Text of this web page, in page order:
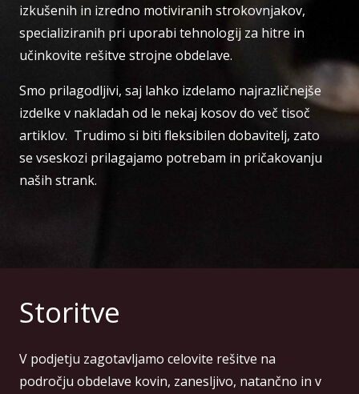
izkušenih in izredno motiviranih strokovnjakov,
specializiranih pri uporabi tehnologij za hitre in
učinkovite rešitve strojne obdelave.
Smo prilagodljivi, saj lahko izdelamo najrazličnejše
izdelke v nakladah od le nekaj kosov do več tisoč
artiklov. Trudimo si biti fleksibilen dobavitelj, zato
se vseskozi prilagajamo potrebam in pričakovanju
naših strank.
Storitve
V podjetju zagotavljamo celovite rešitve na
področju obdelave kovin, zanesljivo, natančno in v